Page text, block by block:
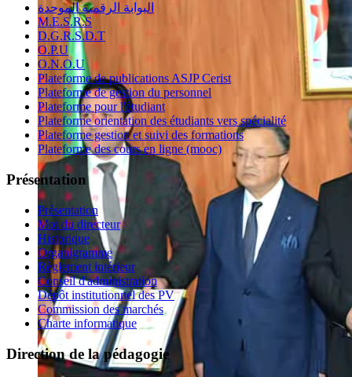
البوابة الرقمية الموحدة
M.E.S.R.S
D.G.R.S.D.T
O.P.U
O.N.O.U
Plateforme de publications ASJP Cerist
Plateforme de gestion du personnel
Plateforme pour l'étudiant
Plateforme orientation des étudiants vers spécialité
Plateforme gestion et suivi des formations
Plateforme des cours en ligne (mooc)
Présentation
Présentation
Mot du directeur
Historique
Organigramme
Règlement intérieur
Conseil d'administration
Dépôt institutionnel des PV
Commission des marchés
Charte informatique
Direction de la pédagogie